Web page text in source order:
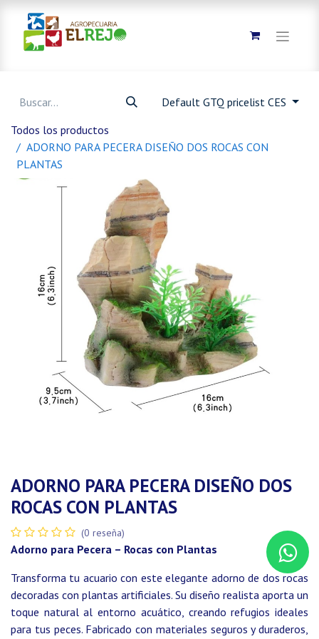
Default GTQ pricelist CES
Todos los productos
ADORNO PARA PECERA DISEÑO DOS ROCAS CON
PLANTAS
ADORNO PARA PECERA DISEÑO DOS
ROCAS CON PLANTAS
(0 reseña)
Adorno para Pecera – Rocas con Plantas
Transforma tu acuario con este elegante adorno de dos rocas
decoradas con plantas artificiales. Su diseño realista aporta un
toque natural al entorno acuático, creando refugios ideales
para tus peces. Fabricado con materiales seguros y duraderos,